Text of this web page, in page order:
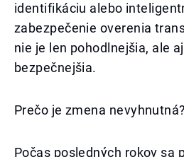
identifikáciu alebo
zabezpečenie overenia
nie je len pohodlnejšia, ale
bezpečnejšia.
Prečo je zmena nevyhnutná?
Počas posledných rokov sa